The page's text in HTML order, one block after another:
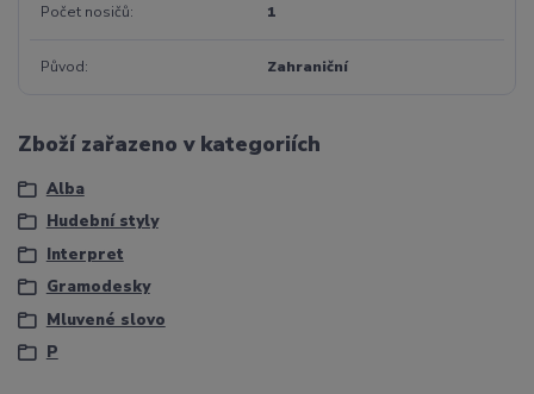
Počet nosičů 1
Původ Zahraniční
Zboží zařazeno v kategoriích
Alba
Hudební styly
Interpret
Gramodesky
Mluvené slovo
P